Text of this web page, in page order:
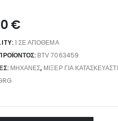
€
1 ΣΕ ΑΠΌΘΕΜΑ
BTV 7063459
ΜΗΧΑΝΈΣ, ΜΊΞΕΡ ΓΙΑ